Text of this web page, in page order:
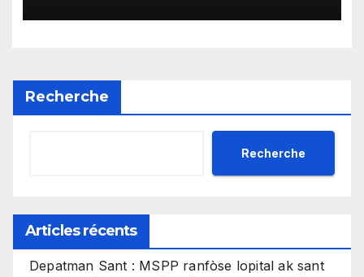
Recherche
Recherche
Articles récents
Depatman Sant : MSPP ranfòse lopital ak sant